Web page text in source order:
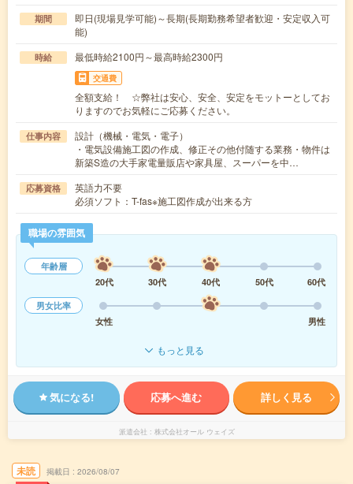
期間
即日(現場見学可能)～長期(長期勤務希望者歓迎・安定収入可
能)
時給 最低時給2100円～最高時給2300円
交通費
全額支給！ ☆弊社は安心、安全、安定をモットーとしてお
りますのでお気軽にご応募ください。
仕事内容
設計（機械・電気・電子）
・電気設備施工図の作成、修正その他付随する業務・物件は
新築S造の大手家電量販店や家具屋、スーパーを中…
応募資格
英語力不要
必須ソフト：T-fas※施工図作成が出来る方
職場の雰囲気
年齢層
20代
30代 40代 50代
60代
男女比率
女性
男性
もっと見る
気になる! 応募へ進む 詳しく見る
派遣会社 株式会社オール ウェイズ
未読 掲載日 2026/08/07